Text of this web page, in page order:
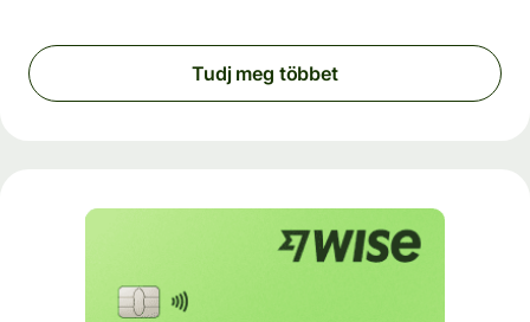
Tudj meg többet